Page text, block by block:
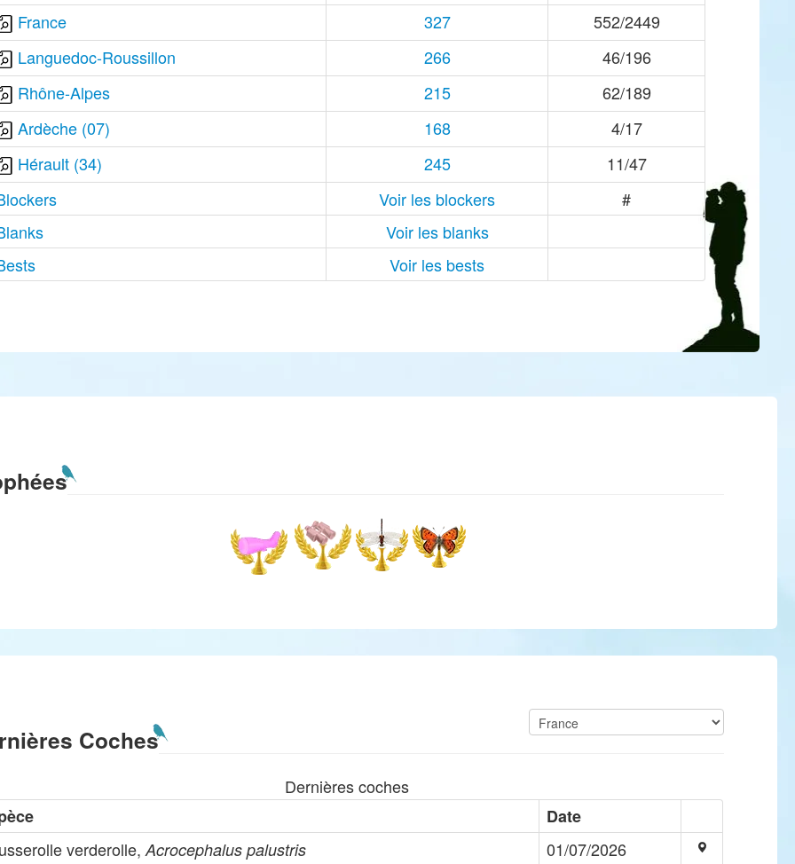
France
327
552/2449
Languedoc-Roussillon
266
46/196
Rhône-Alpes
215
62/189
Ardèche (07)
168
4/17
Hérault (34)
245
11/47
Voir les blockers
#
Voir les blanks
Voir les bests
Coches
Dernières coches
Date
verderolle,Acrocephalus palustris
01/07/2026